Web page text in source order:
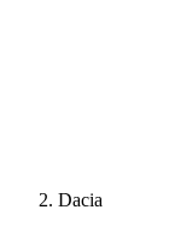
Dacia